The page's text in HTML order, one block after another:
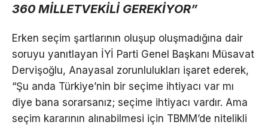
360 MİLLETVEKİLİ GEREKİYOR”
Erken seçim şartlarının oluşup oluşmadığına dair
soruyu yanıtlayan İYİ Parti Genel Başkanı Müsavat
Dervişoğlu, Anayasal zorunlulukları işaret ederek,
“Şu anda Türkiye’nin bir seçime ihtiyacı var mı
diye bana sorarsanız; seçime ihtiyacı vardır. Ama
seçim kararının alınabilmesi için TBMM’de nitelikli